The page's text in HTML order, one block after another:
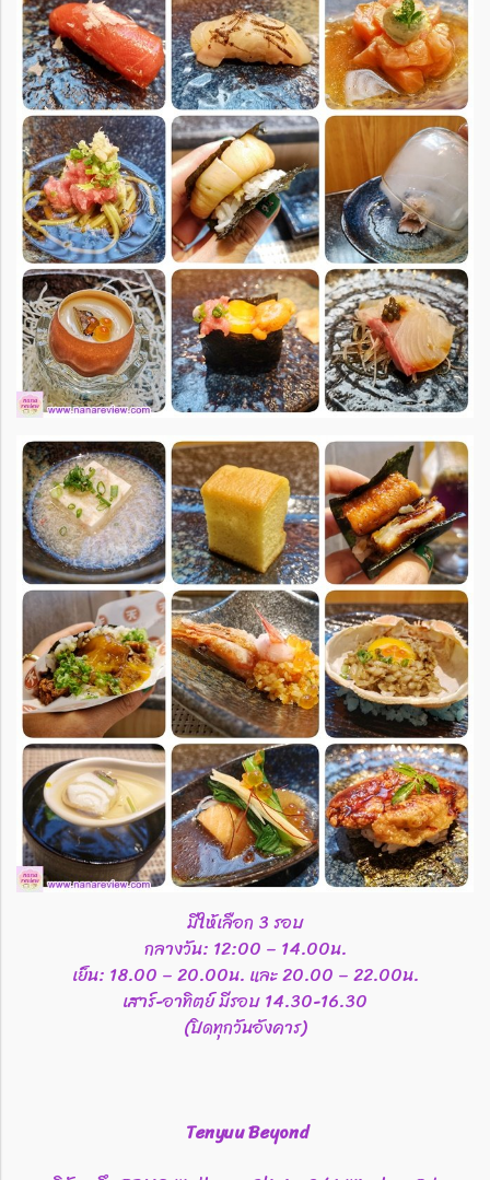
มีให้เลือก 3 รอบ
กลางวัน: 12:00 – 14.00น.
เย็น: 18.00 – 20.00น. และ​ 20.00 – 22.00น.
เสาร์​-อาทิตย์​ มีรอบ​ 14.30-16.30
(ปิดทุกวันอังคาร)
Tenyuu Beyond